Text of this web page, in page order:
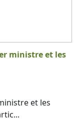
ministre et les
et les